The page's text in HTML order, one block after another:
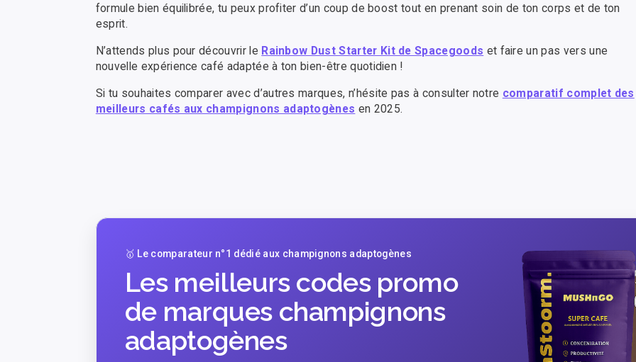
formule bien équilibrée, tu peux profiter d’un coup de boost tout en prenant soin de ton corps et de ton
esprit.
N’attends plus pour découvrir le Rainbow Dust Starter Kit de Spacegoods et faire un pas vers une
nouvelle expérience café adaptée à ton bien-être quotidien !
Si tu souhaites comparer avec d’autres marques, n’hésite pas à consulter notre comparatif complet des
meilleurs cafés aux champignons adaptogènes en 2025.
🥇 Le comparateur n°1 dédié aux champignons adaptogènes
Les meilleurs codes promo
de marques champignons
adaptogènes